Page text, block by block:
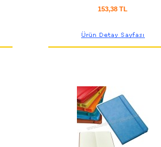
153,38 TL